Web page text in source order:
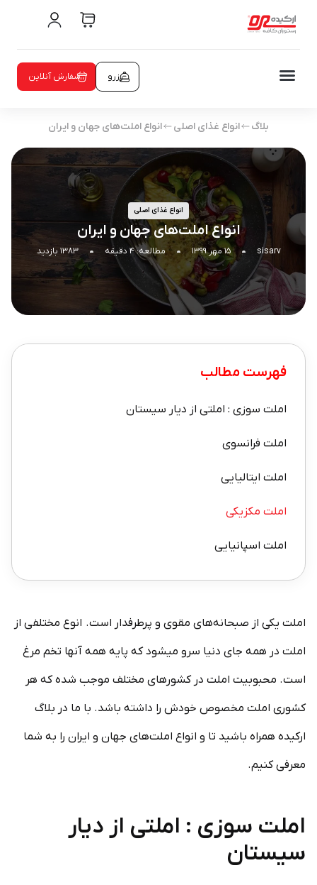
سفارش آنلاین رزرو
بلاگ انواع غذای اصلی انواع املت‌های جهان و ایران
انواع غذای اصلی
انواع املت‌های جهان و ایران
sisarv ۱۵ مهر ۱۳۹۹ مطالعه: ۴ دقیقه ۱۳۸۳ بازدید
فهرست مطالب
املت سوزی : املتی از دیار سیستان
املت فرانسوی
املت ایتالیایی
املت مکزیکی
املت اسپانیایی
املت یکی از صبحانه‌های مقوی و پرطرفدار است. انوع مختلفی از
املت در همه جای دنیا سرو میشود که پایه همه آنها تخم مرغ
است. محبوبیت املت در کشورهای مختلف موجب شده که هر
کشوری املت مخصوص خودش را داشته باشد. با ما در بلاگ
ارکیده همراه باشید تا و انواع املت‌های جهان و ایران را به شما
معرفی کنیم.
املت سوزی : املتی از دیار
سیستان